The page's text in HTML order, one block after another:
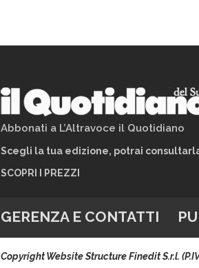
Abbonati a L’Altravoce il Quotidiano
Scegli la tua edizione, potrai
SCOPRI I PREZZI
GERENZA E CONTATTI
Copyright Website Structure Finedit S.r.l.